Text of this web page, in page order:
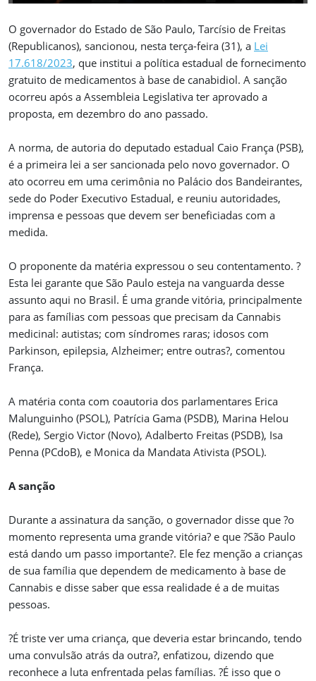
O governador do Estado de São Paulo, Tarcísio de Freitas
(Republicanos), sancionou, nesta terça-feira (31), a Lei
17.618/2023, que institui a política estadual de fornecimento
gratuito de medicamentos à base de canabidiol. A sanção
ocorreu após a Assembleia Legislativa ter aprovado a
proposta, em dezembro do ano passado.
A norma, de autoria do deputado estadual Caio França (PSB),
é a primeira lei a ser sancionada pelo novo governador. O
ato ocorreu em uma cerimônia no Palácio dos Bandeirantes,
sede do Poder Executivo Estadual, e reuniu autoridades,
imprensa e pessoas que devem ser beneficiadas com a
medida.
O proponente da matéria expressou o seu contentamento. ?
Esta lei garante que São Paulo esteja na vanguarda desse
assunto aqui no Brasil. É uma grande vitória, principalmente
para as famílias com pessoas que precisam da Cannabis
medicinal: autistas; com síndromes raras; idosos com
Parkinson, epilepsia, Alzheimer; entre outras?, comentou
França.
A matéria conta com coautoria dos parlamentares Erica
Malunguinho (PSOL), Patrícia Gama (PSDB), Marina Helou
(Rede), Sergio Victor (Novo), Adalberto Freitas (PSDB), Isa
Penna (PCdoB), e Monica da Mandata Ativista (PSOL).
A sanção
Durante a assinatura da sanção, o governador disse que ?o
momento representa uma grande vitória? e que ?São Paulo
está dando um passo importante?. Ele fez menção a crianças
de sua família que dependem de medicamento à base de
Cannabis e disse saber que essa realidade é a de muitas
pessoas.
?É triste ver uma criança, que deveria estar brincando, tendo
uma convulsão atrás da outra?, enfatizou, dizendo que
reconhece a luta enfrentada pelas famílias. ?É isso que o